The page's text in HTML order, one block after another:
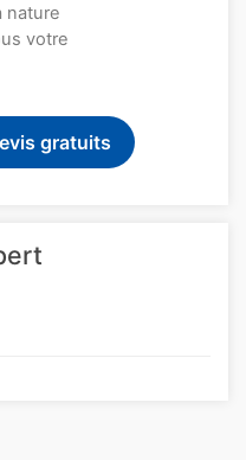
nature
votre
gratuits